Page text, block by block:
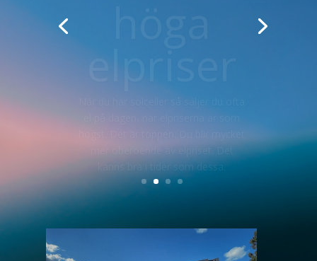
Sedan 2015 har vi hjälpt över 1000
solenergiprojekt. Det hela började
när Jonas i Uppsala drog ihop sina
historia här!